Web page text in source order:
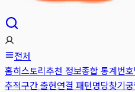
전체
홈히스토리 추천 정보종합 통계번
추적구간 출현연결 패턴명당찾기